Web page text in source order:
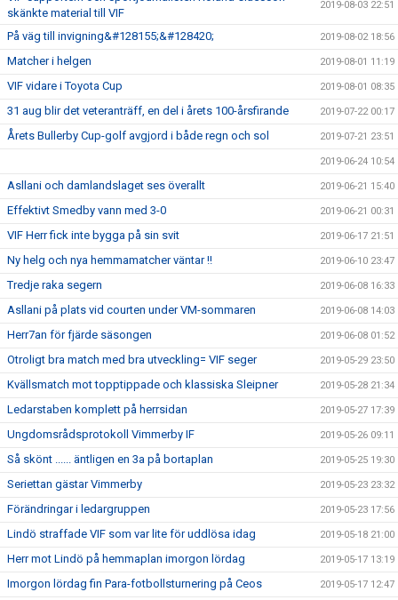
skänkte material till VIF
2019-08-03 22:51
På väg till invigning&#128155;&#128420; 2019-08-02 18:56
Matcher i helgen 2019-08-01 11:19
VIF vidare i Toyota Cup 2019-08-01 08:35
31 aug blir det veteranträff, en del i årets 100-årsfirande 2019-07-22 00:17
Årets Bullerby Cup-golf avgjord i både regn och sol 2019-07-21 23:51
2019-06-24 10:54
Asllani och damlandslaget ses överallt 2019-06-21 15:40
Effektivt Smedby vann med 3-0 2019-06-21 00:31
VIF Herr fick inte bygga på sin svit 2019-06-17 21:51
Ny helg och nya hemmamatcher väntar !! 2019-06-10 23:47
Tredje raka segern 2019-06-08 16:33
Asllani på plats vid courten under VM-sommaren 2019-06-08 14:03
Herr7an för fjärde säsongen 2019-06-08 01:52
Otroligt bra match med bra utveckling= VIF seger 2019-05-29 23:50
Kvällsmatch mot topptippade och klassiska Sleipner 2019-05-28 21:34
Ledarstaben komplett på herrsidan 2019-05-27 17:39
Ungdomsrådsprotokoll Vimmerby IF 2019-05-26 09:11
Så skönt ...... äntligen en 3a på bortaplan 2019-05-25 19:30
Seriettan gästar Vimmerby 2019-05-23 23:32
Förändringar i ledargruppen 2019-05-23 17:56
Lindö straffade VIF som var lite för uddlösa idag 2019-05-18 21:00
Herr mot Lindö på hemmaplan imorgon lördag 2019-05-17 13:19
Imorgon lördag fin Para-fotbollsturnering på Ceos 2019-05-17 12:47